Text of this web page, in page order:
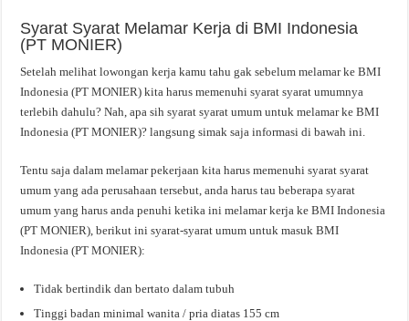
Syarat Syarat Melamar Kerja di BMI Indonesia
(PT MONIER)
Setelah melihat lowongan kerja kamu tahu gak sebelum melamar ke BMI
Indonesia (PT MONIER) kita harus memenuhi syarat syarat umumnya
terlebih dahulu? Nah, apa sih syarat syarat umum untuk melamar ke BMI
Indonesia (PT MONIER)? langsung simak saja informasi di bawah ini.
Tentu saja dalam melamar pekerjaan kita harus memenuhi syarat syarat
umum yang ada perusahaan tersebut, anda harus tau beberapa syarat
umum yang harus anda penuhi ketika ini melamar kerja ke BMI Indonesia
(PT MONIER), berikut ini syarat-syarat umum untuk masuk BMI
Indonesia (PT MONIER):
Tidak bertindik dan bertato dalam tubuh
Tinggi badan minimal wanita / pria diatas 155 cm